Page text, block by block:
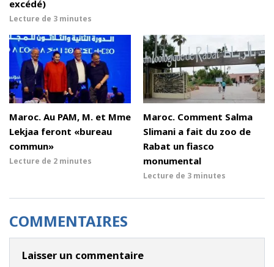
excédé)
Lecture de 3 minutes
Maroc. Au PAM, M. et Mme
Lekjaa feront «bureau
commun»
Lecture de 2 minutes
Maroc. Comment Salma
Slimani a fait du zoo de
Rabat un fiasco
monumental
Lecture de 3 minutes
COMMENTAIRES
Laisser un commentaire